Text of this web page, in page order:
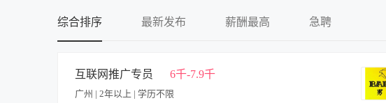
初中
中技
高中
提供食宿 全职
综合排序 最新发布 薪酬最高 急聘
互联网推广专员 6千-7.9千
广州 | 2年以上 | 学历不限